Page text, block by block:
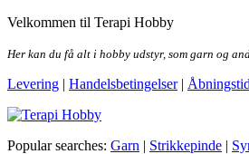
Skip
the
Velkommen til Terapi Hobby
Her kan du få alt i hobby udstyr, som garn og
Levering | Handelsbetingelser|
Terapi Hobby
Popular searches: Garn | Strikkepinde |